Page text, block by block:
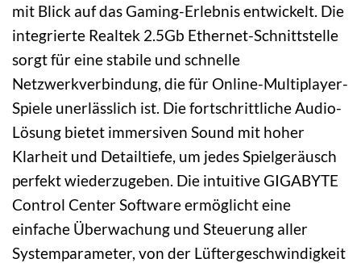
mit Blick auf das Gaming-Erlebnis entwickelt. Die
integrierte Realtek 2.5Gb Ethernet-Schnittstelle
sorgt für eine stabile und schnelle
Netzwerkverbindung, die für Online-Multiplayer-
Spiele unerlässlich ist. Die fortschrittliche Audio-
Lösung bietet immersiven Sound mit hoher
Klarheit und Detailtiefe, um jedes Spielgeräusch
perfekt wiederzugeben. Die intuitive GIGABYTE
Control Center Software ermöglicht eine
einfache Überwachung und Steuerung aller
Systemparameter, von der Lüftergeschwindigkeit